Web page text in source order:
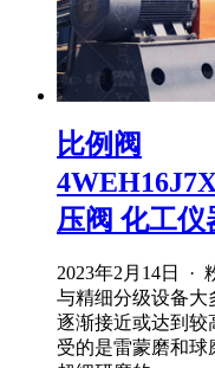
比例阀
压阀 化工仪
2023年2月14日 ·
与精细分级设备大
逐渐接近或达到较
受的是雷蒙磨和球